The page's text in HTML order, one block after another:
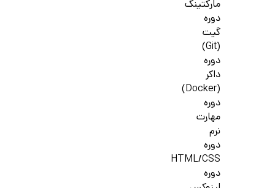
مارکتینگ
دوره
گیت
(Git)
دوره
داکر
(Docker)
دوره
مهارت
نرم
دوره
HTML/CSS
دوره